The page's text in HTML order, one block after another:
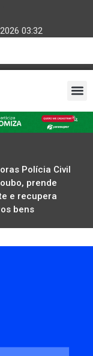
03:32
Polícia Civil
prende
e recupera
bens